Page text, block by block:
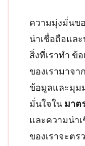
ความมุ่งมั่นข
น่าเชื่อถือแล
สิ่งที่เราทำ ข้
ของเรามาจ
ข้อมูลและมุม
มั่นใจใน มาต
และความน่า
ของเราจะต